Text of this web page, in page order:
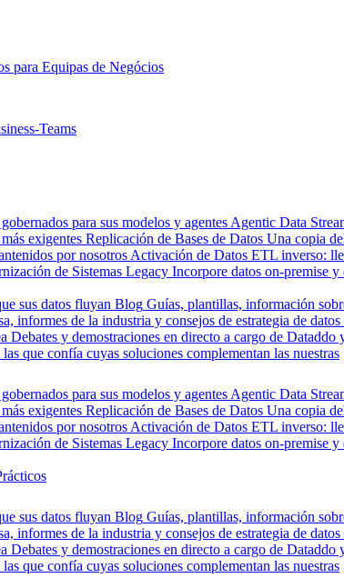
para Equipas de Negócios
Teams
para sus modelos y agentes Agentic Data
exigentes Replicación de Bases de Datos Una copia
por nosotros Activación de Datos ETL inverso:
de Sistemas Legacy Incorpore datos on-premise
sus datos fluyan Blog Guías, plantillas, información
informes de la industria y consejos de estrategia de datos
Debates y demostraciones en directo a cargo de Dataddo
que confía cuyas soluciones complementan las nuestras
para sus modelos y agentes Agentic Data
exigentes Replicación de Bases de Datos Una copia
por nosotros Activación de Datos ETL inverso:
de Sistemas Legacy Incorpore datos on-premise
sus datos fluyan Blog Guías, plantillas, información
informes de la industria y consejos de estrategia de datos
Debates y demostraciones en directo a cargo de Dataddo
que confía cuyas soluciones complementan las nuestras